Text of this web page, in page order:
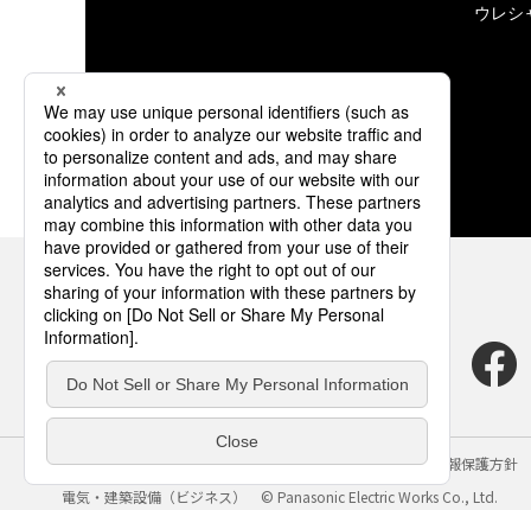
ウレシ
サイトのご利用にあたって クッキーポリシー
個人情報保護方針
電気・建築設備（ビジネス）
© Panasonic Electric Works Co., Ltd.